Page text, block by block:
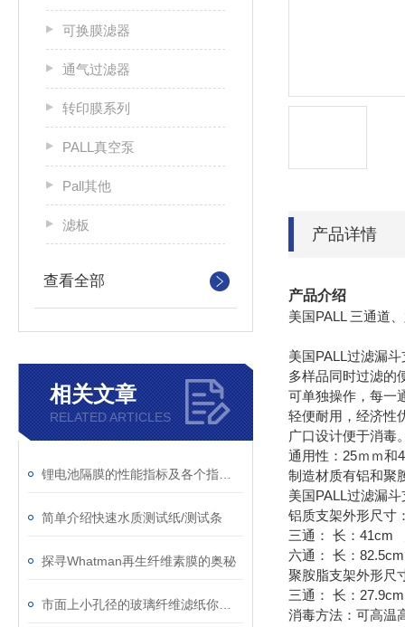
可换膜滤器
通气过滤器
转印膜系列
PALL真空泵
Pall其他
滤板
查看全部
相关文章
RELATED ARTICLES
简单介绍快速水质测试纸/测试条
探寻Whatman再生纤维素膜的奥秘
产品详情
产品介绍
美国PALL 三通道
美国PALL过滤漏
多样品同时过滤的
可单独操作，每一
轻便耐用，经济性
广口设计便于消毒
通用性：25ｍｍ和
制造材质有铝和聚
美国PALL过滤漏
铝质支架外形尺寸
三通： 长：41cm
六通： 长：
聚胺脂支架外形尺
三通： 长：
消毒方法：可高温